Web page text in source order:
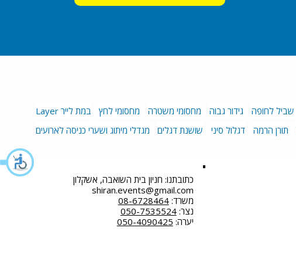
שביל לחופה גידור גבוה מחסומי משטרה מחסומי לחץ
במת לייר Layer
תורן הרמה דגלול סיני שושנת דגלים מגדלי מיתוג ושערי כניסה לארועים
כתובתנו: חניון בית השואבה, אשקלון
shiran.events@gmail.com
משרד:08-6728464
נצר:050-7535524
יערה: 050-4090425